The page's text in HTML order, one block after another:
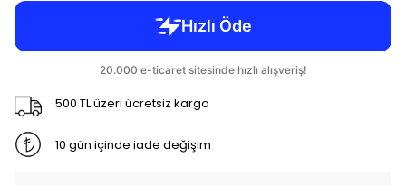
500 TL üzeri ücretsiz kargo
10 gün içinde iade değişim